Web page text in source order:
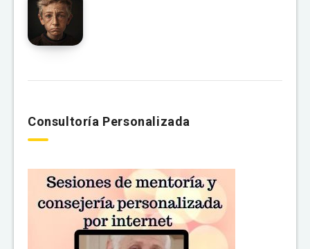
Consultoría Personalizada